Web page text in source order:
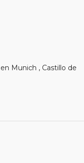
Munich , Castillo de